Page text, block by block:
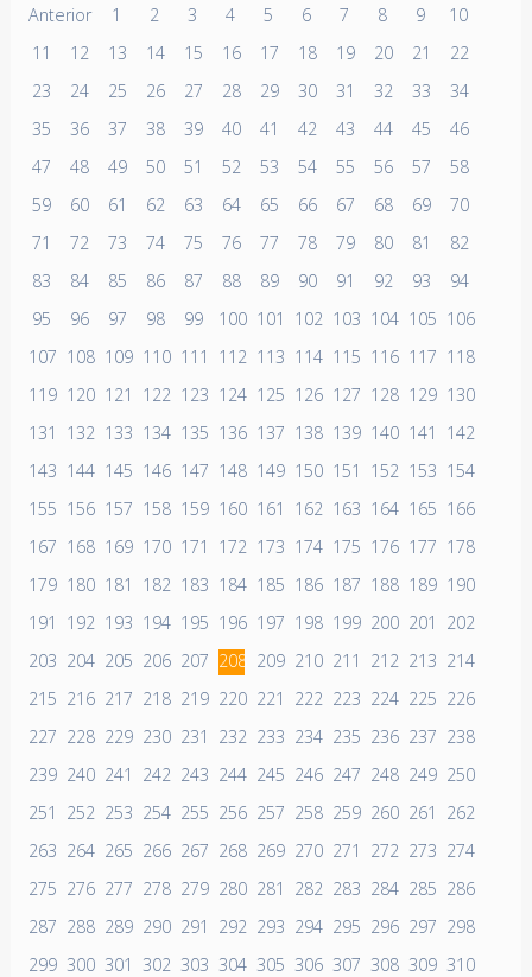
Anterior 1 2 3 4 5 6 7 8 9
10
11
12 13 14 15 16 17 18 19 20 21
22
23
24 25 26 27 28 29 30 31 32 33
34
35
36 37 38 39 40 41 42 43 44 45
46
47
48 49 50 51 52 53 54 55 56 57
58
59
60 61 62 63 64 65 66 67 68 69
70
71
72 73 74 75 76 77 78 79 80 81
82
83
84 85 86 87 88 89 90 91 92 93
94
95
96 97 98 99 100 101 102 103 104 105 106
107 108 109 110 111 112 113 114 115 116 117 118
119 120 121 122 123 124 125 126 127 128 129 130
131
132 133 134 135 136 137 138 139 140 141
142
143 144 145 146 147 148 149 150 151 152 153 154
155 156 157 158 159 160 161 162 163 164 165 166
167 168 169 170 171 172 173 174 175 176 177 178
179 180 181 182 183 184 185 186 187 188 189 190
191
192 193 194 195 196 197 198 199 200 201
202
203 204 205 206 207 208 209 210 211 212 213 214
215 216 217 218 219 220 221 222 223 224 225 226
227 228 229 230 231 232 233 234 235 236 237 238
239 240 241 242 243 244 245 246 247 248 249 250
251
252 253 254 255 256 257 258 259 260 261
262
263 264 265 266 267 268 269 270 271 272 273 274
275 276 277 278 279 280 281 282 283 284 285 286
287 288 289 290 291 292 293 294 295 296 297 298
299 300 301 302 303 304 305 306 307 308 309 310